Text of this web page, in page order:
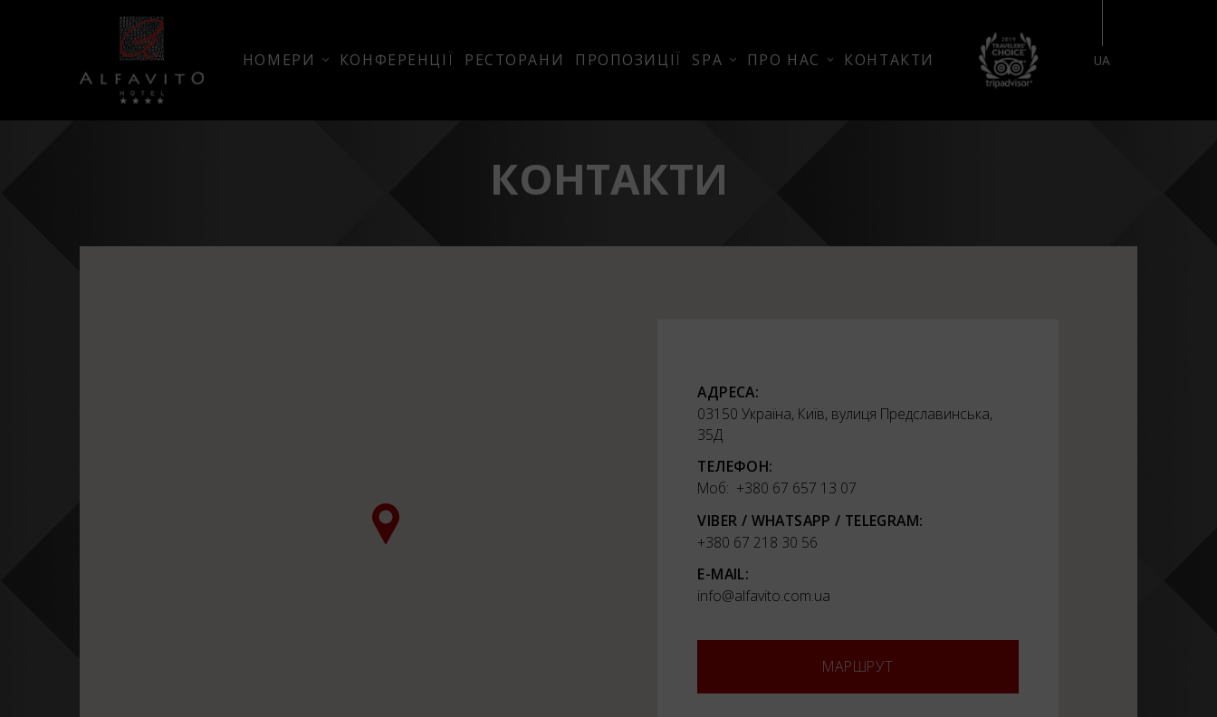
НОМЕРИ КОНФЕРЕНЦІЇ РЕСТОРАНИ ПРОПОЗИЦІЇ SPA ПРО НАС КОНТАКТИ UA
КОНТАКТИ
АДРЕСА:
03150 Україна, Київ, вулиця Предславинська,
35Д
ТЕЛЕФОН:
Моб: +380 67 657 13 07
VIBER / WHATSAPP / TELEGRAM:
+380 67 218 30 56
E-MAIL:
info@alfavito.com.ua
МАРШРУТ